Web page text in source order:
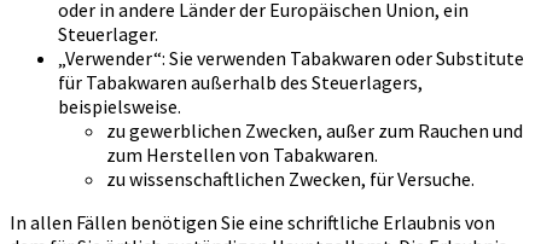
oder in andere Länder der Europäischen Union, ein
Steuerlager.
„Verwender“: Sie verwenden Tabakwaren oder Substitute
für Tabakwaren außerhalb des Steuerlagers,
beispielsweise.
zu gewerblichen Zwecken, außer zum Rauchen und
zum Herstellen von Tabakwaren.
zu wissenschaftlichen Zwecken, für Versuche.
In allen Fällen benötigen Sie eine schriftliche Erlaubnis von